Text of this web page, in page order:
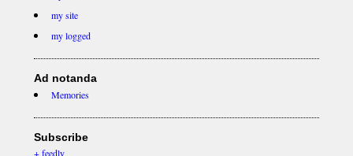
my site
my logged
Ad notanda
Memories
Subscribe
+ feedly